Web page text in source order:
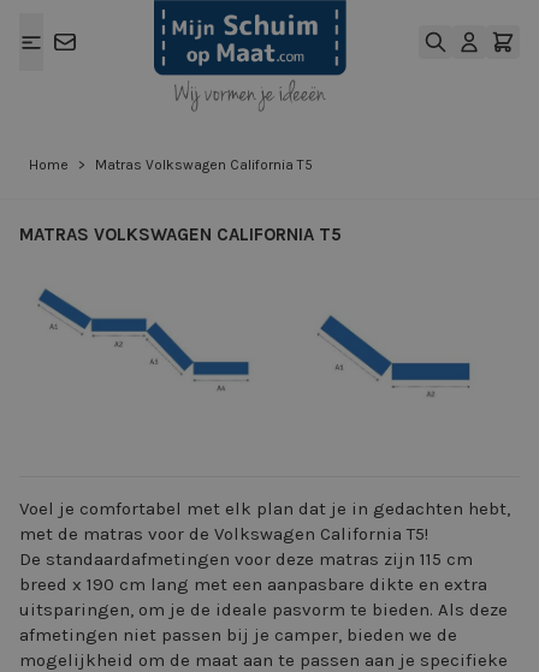
Home > Matras Volkswagen California T5
MATRAS VOLKSWAGEN CALIFORNIA T5
Voel je comfortabel met elk plan dat je in gedachten hebt,
met de matras voor de Volkswagen California T5!
De standaardafmetingen voor deze matras zijn 115 cm
breed x 190 cm lang met een aanpasbare dikte en extra
uitsparingen, om je de ideale pasvorm te bieden. Als deze
afmetingen niet passen bij je camper, bieden we de
mogelijkheid om de maat aan te passen aan je specifieke